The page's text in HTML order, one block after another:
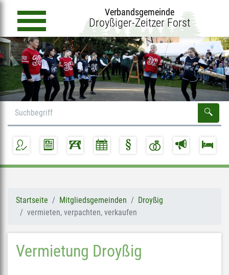
Verbandsgemeinde
Droyßiger-Zeitzer Forst
Startseite Mitgliedsgemeinden
Droyßig
vermieten, verpachten, verkaufen
Vermietung Droyßig